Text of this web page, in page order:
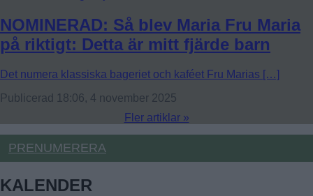
NOMINERAD: Så blev Maria Fru Maria
på riktigt: Detta är mitt fjärde barn
Det numera klassiska bageriet och kaféet Fru Marias […]
Publicerad 18:06, 4 november 2025
Fler artiklar »
PRENUMERERA
KALENDER